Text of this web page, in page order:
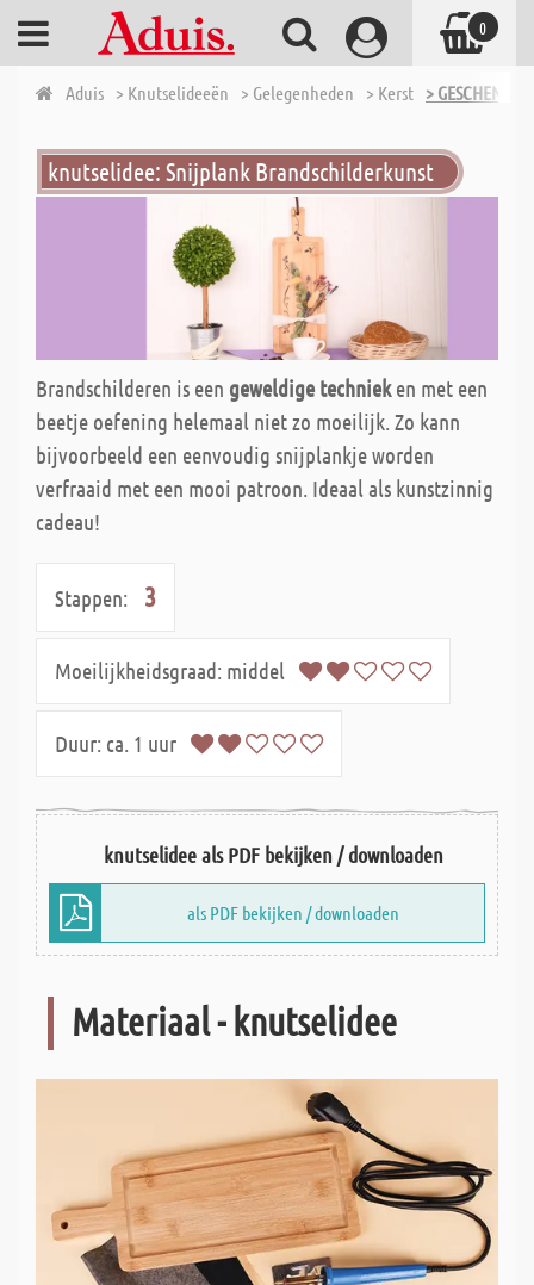
Aduis > Knutselideeën > Gelegenheden > Kerst >
knutselidee: Snijplank Brandschilderkunst
Brandschilderen is een geweldige technieken met een
beetje oefening helemaal niet zo moeilijk. Zo kann
bijvoorbeeld een eenvoudig snijplankje worden
verfraaid met een mooi patroon. Ideaal als kunstzinnig
cadeau!
Stappen: 3
Moeilijkheidsgraad: middel
Duur: ca. 1 uur
knutselidee als PDF bekijken / downloaden
als PDF bekijken / downloaden
Materiaal - knutselidee
0